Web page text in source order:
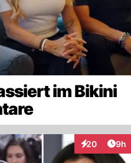
im Bikini
20
Interaktionen
9h